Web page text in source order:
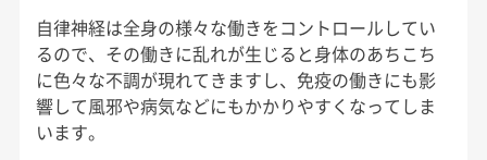
自律神経は全身の様々な働きをコントロールしてい
るので、その働きに乱れが生じると身体のあちこち
に色々な不調が現れてきますし、免疫の働きにも影
響して風邪や病気などにもかかりやすくなってしま
います。